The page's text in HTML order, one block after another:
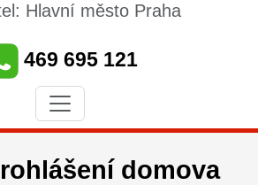
Hlavní město Praha
469 695 121
domova